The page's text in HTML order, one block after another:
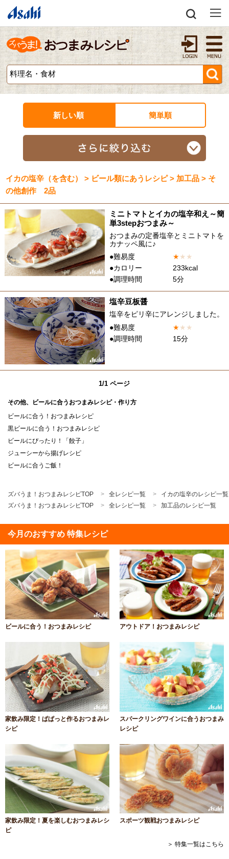
新しい順 簡単順
イカの塩辛（を含む） > ビール類にあうレシピ > 加工品 > そ
の他創作 2品
ミニトマトとイカの塩辛和え～簡
単3stepおつまみ～
おつまみの定番塩辛とミニトマトを
カナッペ風に♪
●難易度
★★ ★
●カロリー
233kcal
●調理時間
5分
塩辛豆板醤
塩辛をピリ辛にアレンジしました。
●難易度
★★ ★
●調理時間
15分
1/1 ページ
その他、ビールに合うおつまみレシピ・作り方
ビールに合う！おつまみレシピ
黒ビールに合う！おつまみレシピ
ビールにぴったり！「餃子」
ジューシーから揚げレシピ
ビールに合うご飯！
ズバうま！おつまみレシピTOP 全レシピ一覧
イカの塩辛のレシピ一覧
ズバうま！おつまみレシピTOP
全レシピ一覧 加工品のレシピ一覧
今月のおすすめ 特集レシピ
ビールに合う！おつまみレシピ アウトドア！おつまみレシピ
家飲み限定！ぱぱっと作るおつまみレ
シピ
スパークリングワインに合うおつまみ
レシピ
家飲み限定！夏を楽しむおつまみレシ
ピ
スポーツ観戦おつまみレシピ
＞ 特集一覧はこちら